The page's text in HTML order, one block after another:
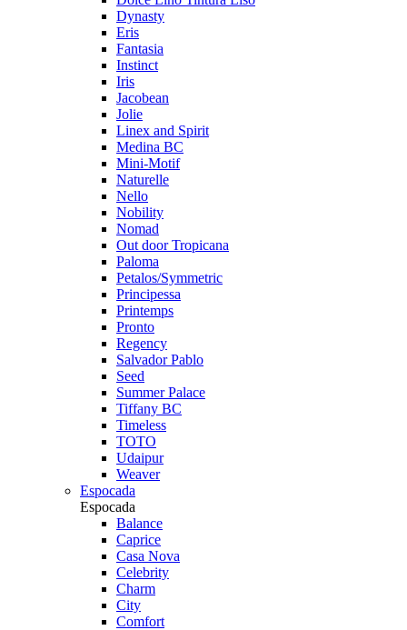
Dynasty
Eris
Fantasia
Instinct
Iris
Jacobean
Jolie
Linex and Spirit
Medina BC
Mini-Motif
Naturelle
Nello
Nobility
Nomad
Out door Tropicana
Paloma
Petalos/Symmetric
Principessa
Printemps
Pronto
Regency
Salvador Pablo
Seed
Summer Palace
Tiffany BC
Timeless
TOTO
Udaipur
Weaver
Espocada
Espocada
Balance
Caprice
Casa Nova
Celebrity
Charm
City
Comfort